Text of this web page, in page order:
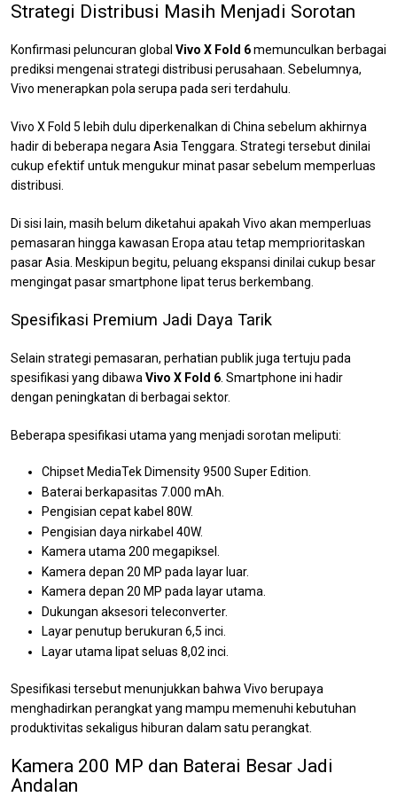
Strategi Distribusi Masih Menjadi Sorotan
Konfirmasi peluncuran global Vivo X Fold 6memunculkan berbagai
prediksi mengenai strategi distribusi perusahaan. Sebelumnya,
Vivo menerapkan pola serupa pada seri terdahulu.
Vivo X Fold 5 lebih dulu diperkenalkan di China sebelum akhirnya
hadir di beberapa negara Asia Tenggara. Strategi tersebut dinilai
cukup efektif untuk mengukur minat pasar sebelum memperluas
distribusi.
Di sisi lain, masih belum diketahui apakah Vivo akan memperluas
pemasaran hingga kawasan Eropa atau tetap memprioritaskan
pasar Asia. Meskipun begitu, peluang ekspansi dinilai cukup besar
mengingat pasar smartphone lipat terus berkembang.
Spesifikasi Premium Jadi Daya Tarik
Selain strategi pemasaran, perhatian publik juga tertuju pada
spesifikasi yang dibawa Vivo X Fold 6 . Smartphone ini hadir
dengan peningkatan di berbagai sektor.
Beberapa spesifikasi utama yang menjadi sorotan meliputi:
Chipset MediaTek Dimensity 9500 Super Edition.
Baterai berkapasitas 7.000 mAh.
Pengisian cepat kabel 80W.
Pengisian daya nirkabel 40W.
Kamera utama 200 megapiksel.
Kamera depan 20 MP pada layar luar.
Kamera depan 20 MP pada layar utama.
Dukungan aksesori teleconverter.
Layar penutup berukuran 6,5 inci.
Layar utama lipat seluas 8,02 inci.
Spesifikasi tersebut menunjukkan bahwa Vivo berupaya
menghadirkan perangkat yang mampu memenuhi kebutuhan
produktivitas sekaligus hiburan dalam satu perangkat.
Kamera 200 MP dan Baterai Besar Jadi
Andalan